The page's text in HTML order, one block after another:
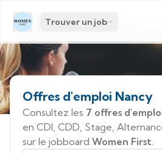
Trouver un job
Offres d'emploi Nancy
Consultez les 7 offres
en CDI, CDD, Stage,
sur le jobboard Women First.
Rechercher par job, mot-clé ou